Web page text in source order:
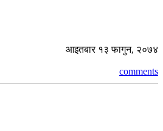
आइतबार १३ फागुन, २०७४
comments